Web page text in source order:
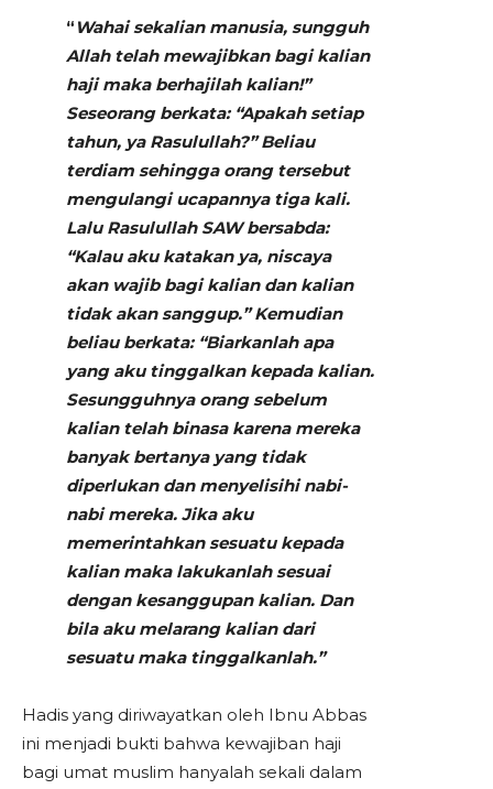
“ Wahai sekalian manusia, sungguh
Allah telah mewajibkan bagi kalian
haji maka berhajilah kalian!”
Seseorang berkata: “Apakah setiap
tahun, ya Rasulullah?” Beliau
terdiam sehingga orang tersebut
mengulangi ucapannya tiga kali.
Lalu Rasulullah SAW bersabda:
“Kalau aku katakan ya, niscaya
akan wajib bagi kalian dan kalian
tidak akan sanggup.” Kemudian
beliau berkata: “Biarkanlah apa
yang aku tinggalkan kepada kalian.
Sesungguhnya orang sebelum
kalian telah binasa karena mereka
banyak bertanya yang tidak
diperlukan dan menyelisihi nabi-
nabi mereka. Jika aku
memerintahkan sesuatu kepada
kalian maka lakukanlah sesuai
dengan kesanggupan kalian. Dan
bila aku melarang kalian dari
sesuatu maka tinggalkanlah.”
Hadis yang diriwayatkan oleh Ibnu Abbas
ini menjadi bukti bahwa kewajiban haji
bagi umat muslim hanyalah sekali dalam